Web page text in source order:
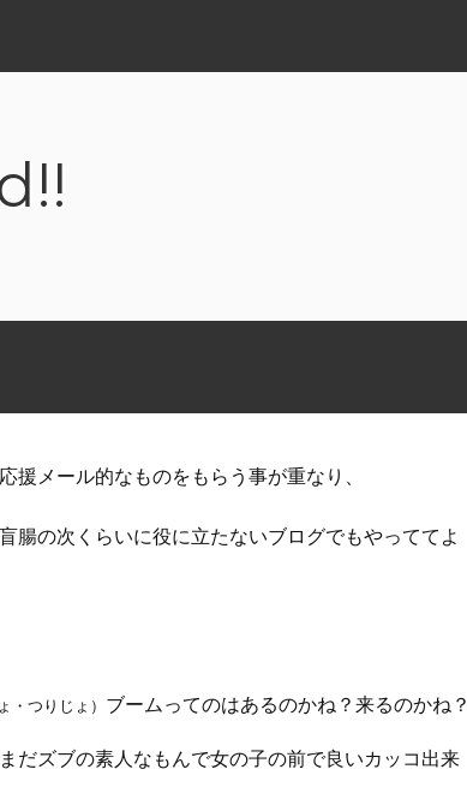
援メール的なものをもらう事が重なり、
腸の次くらいに役に立たないブログでもやっててよ
・つりじょ） ブームってのはあるのかね？来るのかね？
だズブの素人なもんで女の子の前で良いカッコ出来